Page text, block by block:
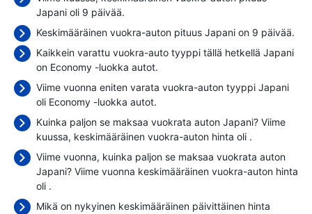
Japani oli 9 päivää.
Keskimääräinen vuokra-auton pituus Japani on 9 päivää.
Kaikkein varattu vuokra-auto tyyppi tällä hetkellä Japani
on Economy -luokka autot.
Viime vuonna eniten varata vuokra-auton tyyppi Japani
oli Economy -luokka autot.
Kuinka paljon se maksaa vuokrata auton Japani? Viime
kuussa, keskimääräinen vuokra-auton hinta oli .
Viime vuonna, kuinka paljon se maksaa vuokrata auton
Japani? Viime vuonna keskimääräinen vuokra-auton hinta
oli .
Mikä on nykyinen keskimääräinen päivittäinen hinta